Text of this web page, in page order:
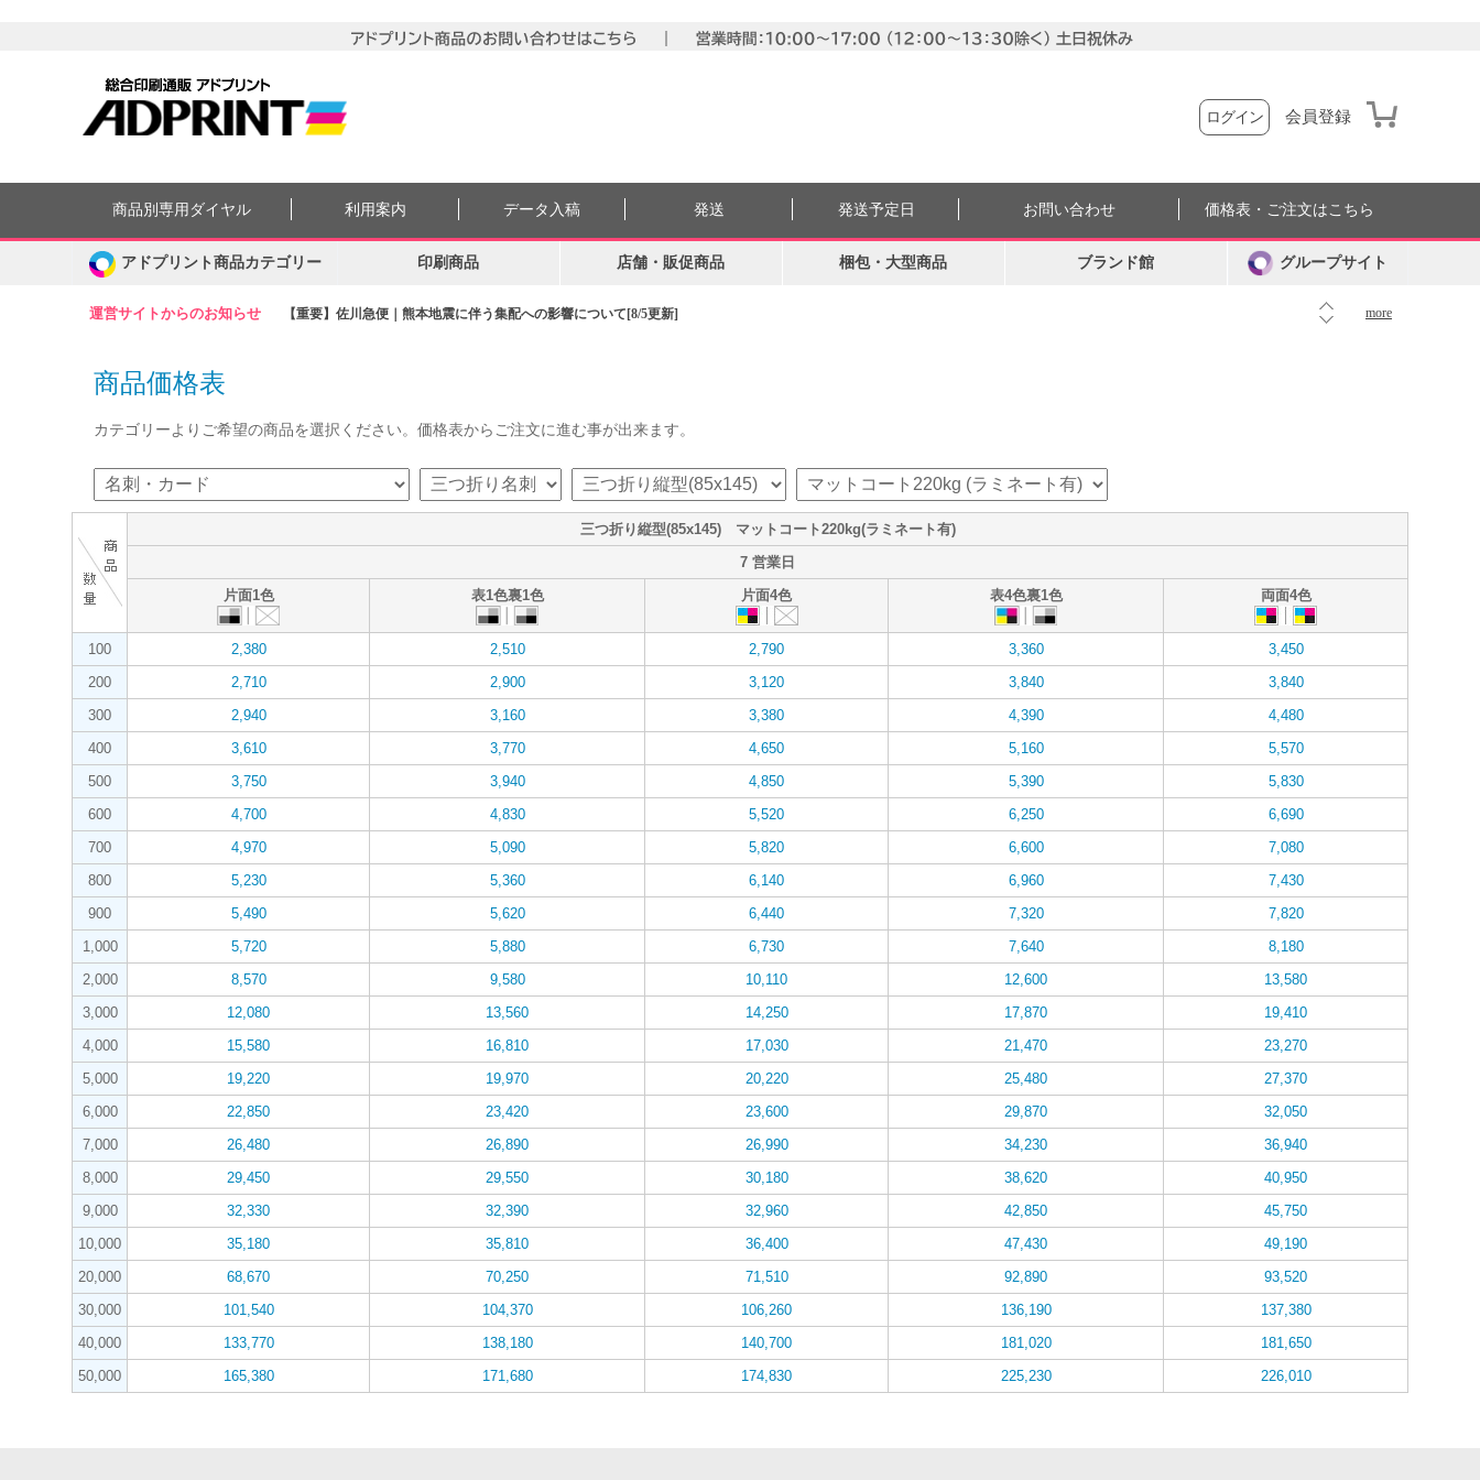
ログイン 会員登録
運営サイトからのお知らせ 【重要】佐川急便｜熊本地震に伴う集配への影響について[8/5更新] more
商品別専用ダイヤル 利用案内 データ入稿 発送 発送予定日 お問い合わせ 価格表・ご注文はこちら
アドプリント商品カテゴリー 印刷商品 店舗・販促商品 梱包・大型商品 ブランド館 グループサイト
商品価格表
カテゴリーよりご希望の商品を選択ください。価格表からご注文に進む事が出来ます。
三つ折り縦型(85x145) マットコート220kg(ラミネート有)
7 営業日
片面1色
表1色裏1色 片面4色 表4色裏1色 両面4色
100 2,380 2,510 2,790 3,360
3,450
200
2,710 2,900 3,120 3,840
3,840
300
2,940 3,160 3,380 4,390
4,480
400
3,610 3,770 4,650 5,160
5,570
500
3,750 3,940 4,850 5,390
5,830
600
4,700 4,830 5,520 6,250
6,690
700
4,970 5,090 5,820 6,600
7,080
800
5,230 5,360 6,140 6,960
7,430
900
5,490 5,620 6,440 7,320
7,820
1,000
5,720 5,880 6,730 7,640
8,180
2,000
8,570 9,580 10,110 12,600
13,580
3,000
12,080 13,560 14,250 17,870
19,410
4,000
15,580 16,810 17,030 21,470
23,270
5,000
19,220 19,970 20,220 25,480
27,370
6,000
22,850 23,420 23,600 29,870
32,050
7,000
26,480 26,890 26,990 34,230
36,940
8,000
29,450 29,550 30,180 38,620
40,950
9,000
32,330 32,390 32,960 42,850
45,750
10,000
35,180 35,810 36,400 47,430
49,190
20,000
68,670 70,250 71,510 92,890
93,520
30,000
101,540 104,370 106,260 136,190
137,380
40,000
133,770 138,180 140,700 181,020
181,650
50,000
165,380 171,680 174,830 225,230 226,010